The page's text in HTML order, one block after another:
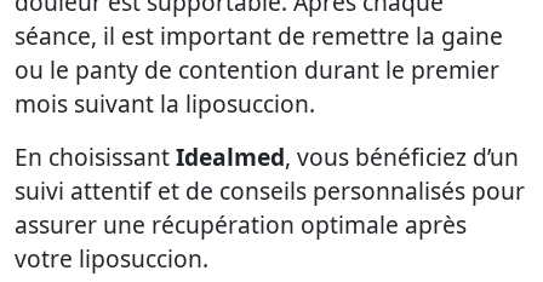
séance, il est important de remettre la gaine
ou le panty de contention durant le premier
mois suivant la liposuccion.
En choisissantIdealmed, vous bénéficiez d’un
suivi attentif et de conseils personnalisés pour
assurer une récupération optimale après
votre liposuccion.